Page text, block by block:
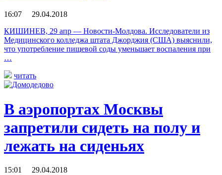
16:07 29.04.2018
КИШИНЕВ, 29 апр — Новости-Молдова. Исследователи из
Медицинского колледжа штата Джорджия (США) выяснили,
что употребление пищевой соды уменьшает воспаления при
…
читать
В аэропортах Москвы
запретили сидеть на полу и
лежать на сиденьях
15:01 29.04.2018